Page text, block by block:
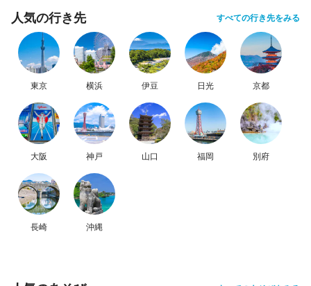
人気の行き先 すべての行き先をみる
東京 横浜 伊豆 日光 京都
大阪 神戸 山口 福岡 別府
長崎 沖縄